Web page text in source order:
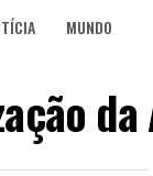
MUNDO
da